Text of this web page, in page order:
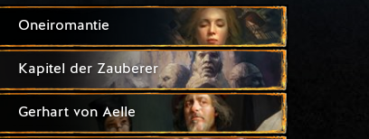
Oneiromantie
Kapitel der Zauberer
Gerhart von Aelle